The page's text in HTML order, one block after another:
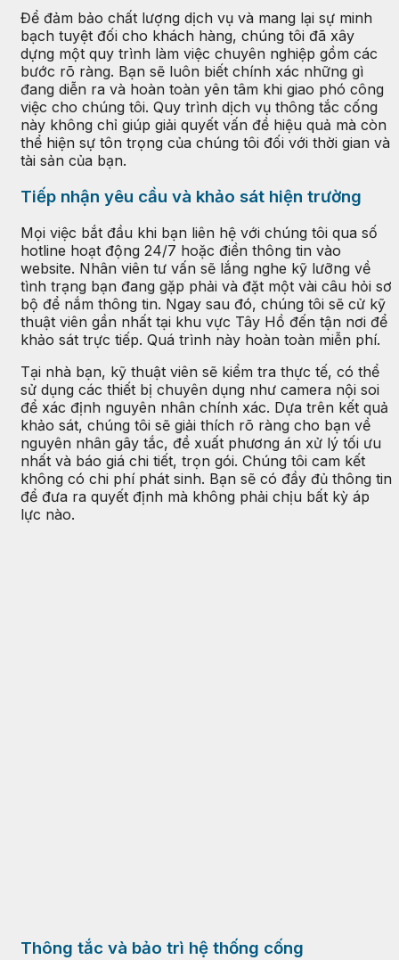
Để đảm bảo chất lượng dịch vụ và mang lại sự minh
bạch tuyệt đối cho khách hàng, chúng tôi đã xây
dựng một quy trình làm việc chuyên nghiệp gồm các
bước rõ ràng. Bạn sẽ luôn biết chính xác những gì
đang diễn ra và hoàn toàn yên tâm khi giao phó công
việc cho chúng tôi. Quy trình dịch vụ thông tắc cống
này không chỉ giúp giải quyết vấn đề hiệu quả mà còn
thể hiện sự tôn trọng của chúng tôi đối với thời gian và
tài sản của bạn.
Tiếp nhận yêu cầu và khảo sát hiện trường
Mọi việc bắt đầu khi bạn liên hệ với chúng tôi qua số
hotline hoạt động 24/7 hoặc điền thông tin vào
website. Nhân viên tư vấn sẽ lắng nghe kỹ lưỡng về
tình trạng bạn đang gặp phải và đặt một vài câu hỏi sơ
bộ để nắm thông tin. Ngay sau đó, chúng tôi sẽ cử kỹ
thuật viên gần nhất tại khu vực Tây Hồ đến tận nơi để
khảo sát trực tiếp. Quá trình này hoàn toàn miễn phí.
Tại nhà bạn, kỹ thuật viên sẽ kiểm tra thực tế, có thể
sử dụng các thiết bị chuyên dụng như camera nội soi
để xác định nguyên nhân chính xác. Dựa trên kết quả
khảo sát, chúng tôi sẽ giải thích rõ ràng cho bạn về
nguyên nhân gây tắc, đề xuất phương án xử lý tối ưu
nhất và báo giá chi tiết, trọn gói. Chúng tôi cam kết
không có chi phí phát sinh. Bạn sẽ có đầy đủ thông tin
để đưa ra quyết định mà không phải chịu bất kỳ áp
lực nào.
Thông tắc và bảo trì hệ thống cống